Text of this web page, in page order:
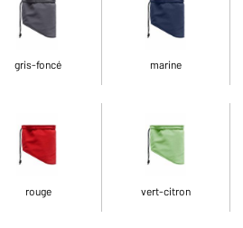
gris-foncé marine
rouge vert-citron